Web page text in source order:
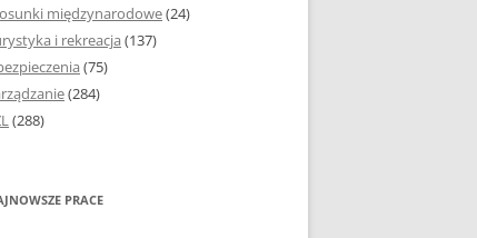
ORAZ WYKRESY
międzynarodowe(24)
i rekreacja (137)
(75)
(284)
(288)
PRACE